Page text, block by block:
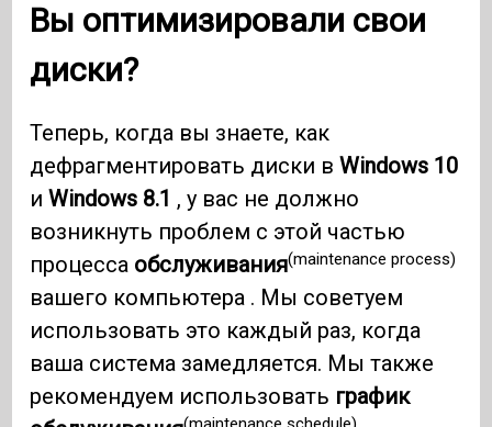
Вы оптимизировали свои
диски?
Теперь, когда вы знаете, как
дефрагментировать диски вWindows 10
иWindows 8.1 , у вас не должно
возникнуть проблем с этой частью
процесса обслуживания(maintenance process)
вашего компьютера . Мы советуем
использовать это каждый раз, когда
ваша система замедляется. Мы также
рекомендуем использовать график